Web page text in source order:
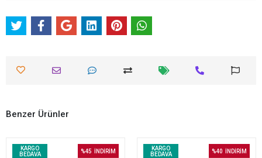
Benzer Ürünler
KARGO
BEDAVA
%45 İNDİRİM
KARGO
BEDAVA
%40 İNDİRİM